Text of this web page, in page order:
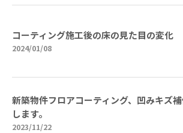
コーティング施工後の床の見た目の変化
2024/01/08
新築物件フロアコーティング、凹みキズ
します。
2023/11/22